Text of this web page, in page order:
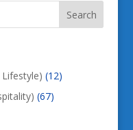
(12)
(67)